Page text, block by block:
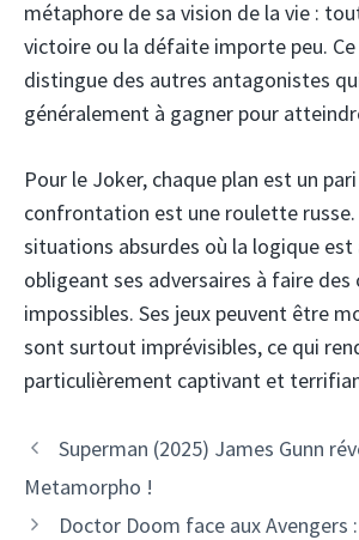
métaphore de sa vision de la vie :
victoire ou la défaite importe peu.
distingue des autres antagonistes
généralement à gagner pour
Pour le Joker, chaque plan est un
confrontation est une roulette russe.
situations absurdes où la logique est
obligeant ses adversaires à faire des
impossibles. Ses jeux peuvent être
sont surtout imprévisibles, ce qui
particulièrement captivant et
Superman (2025) James Gunn
Metamorpho !
Doctor Doom face aux Avengers